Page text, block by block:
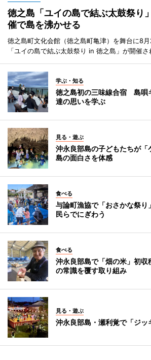
徳之島「ユイの島で結ぶ太鼓祭
催で島を沸かせる
徳之島町文化会館（徳之島町亀津）を舞台に8
「ユイの島で結ぶ太鼓祭り in 徳之島」が開催さ
学ぶ・知る
徳之島初の三味線合宿 島唄
達の思いを学ぶ
見る・遊ぶ
沖永良部島の子どもたちが
島の面白さを体感
食べる
与論町漁協で「おさかな祭り
民らでにぎわう
食べる
沖永良部島で「畑の米」初
の常識を覆す取り組み
見る・遊ぶ
沖永良部島・瀬利覚で「ジッ